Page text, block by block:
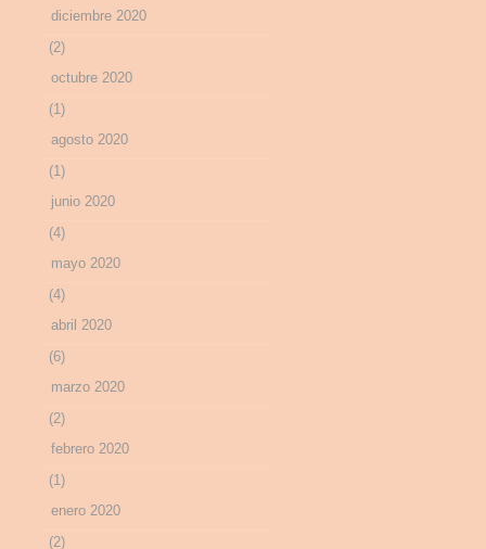
diciembre 2020
(2)
octubre 2020
(1)
agosto 2020
(1)
junio 2020
(4)
mayo 2020
(4)
abril 2020
(6)
marzo 2020
(2)
febrero 2020
(1)
enero 2020
(2)